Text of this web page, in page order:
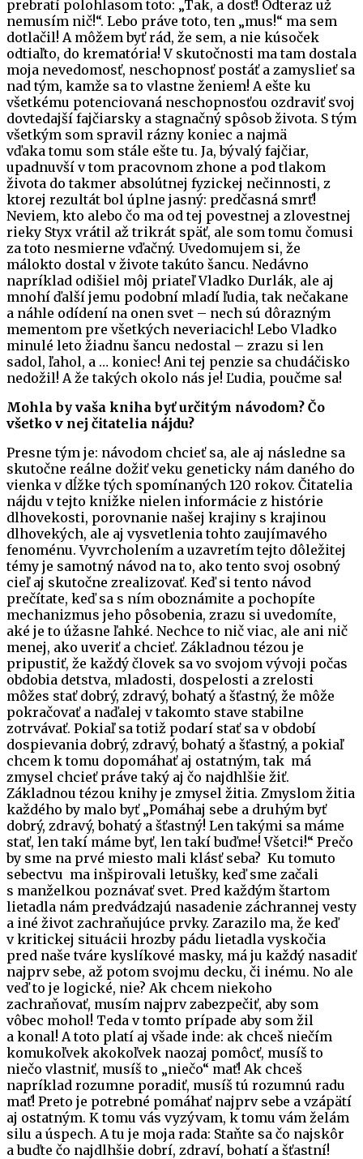
prebratí polohlasom toto: „Tak, a dosť! Odteraz už
nemusím nič!“. Lebo práve toto, ten „mus!“ ma sem
dotlačil! A môžem byť rád, že sem, a nie kúsoček
odtiaľto, do krematória! V skutočnosti ma tam dostala
moja nevedomosť, neschopnosť postáť a zamyslieť sa
nad tým, kamže sa to vlastne ženiem! A ešte ku
všetkému potenciovaná neschopnosťou ozdraviť svoj
dovtedajší fajčiarsky a stagnačný spôsob života. S tým
všetkým som spravil rázny koniec a najmä
vďaka tomu som stále ešte tu. Ja, bývalý fajčiar,
upadnuvší v tom pracovnom zhone a pod tlakom
života do takmer absolútnej fyzickej nečinnosti, z
ktorej rezultát bol úplne jasný: predčasná smrť!
Neviem, kto alebo čo ma od tej povestnej a zlovestnej
rieky Styx vrátil až trikrát späť, ale som tomu čomusi
za toto nesmierne vďačný. Uvedomujem si, že
málokto dostal v živote takúto šancu. Nedávno
napríklad odišiel môj priateľ Vladko Durlák, ale aj
mnohí ďalší jemu podobní mladí ľudia, tak nečakane
a náhle odídení na onen svet – nech sú dôrazným
mementom pre všetkých neveriacich! Lebo Vladko
minulé leto žiadnu šancu nedostal – zrazu si len
sadol, ľahol, a … koniec! Ani tej penzie sa chudáčisko
nedožil! A že takých okolo nás je! Ľudia, poučme sa!
Mohla by vaša kniha byť určitým návodom? Čo
všetko v nej čitatelia nájdu?
Presne tým je: návodom chcieť sa, ale aj následne sa
skutočne reálne dožiť veku geneticky nám daného do
vienka v dĺžke tých spomínaných 120 rokov. Čitatelia
nájdu v tejto knižke nielen informácie z histórie
dlhovekosti, porovnanie našej krajiny s krajinou
dlhovekých, ale aj vysvetlenia tohto zaujímavého
fenoménu. Vyvrcholením a uzavretím tejto dôležitej
témy je samotný návod na to, ako tento svoj osobný
cieľ aj skutočne zrealizovať. Keď si tento návod
prečítate, keď sa s ním oboznámite a pochopíte
mechanizmus jeho pôsobenia, zrazu si uvedomíte,
aké je to úžasne ľahké. Nechce to nič viac, ale ani nič
menej, ako uveriť a chcieť. Základnou tézou je
pripustiť, že každý človek sa vo svojom vývoji počas
obdobia detstva, mladosti, dospelosti a zrelosti
môžes stať dobrý, zdravý, bohatý a šťastný, že môže
pokračovať a naďalej v takomto stave stabilne
zotrvávať. Pokiaľ sa totiž podarí stať sa v období
dospievania dobrý, zdravý, bohatý a šťastný, a pokiaľ
chcem k tomu dopomáhať aj ostatným, tak má
zmysel chcieť práve taký aj čo najdhlšie žiť.
Základnou tézou knihy je zmysel žitia. Zmyslom žitia
každého by malo byť „Pomáhaj sebe a druhým byť
dobrý, zdravý, bohatý a šťastný! Len takými sa máme
stať, len takí máme byť, len takí buďme! Všetci!“ Prečo
by sme na prvé miesto mali klásť seba? Ku tomuto
sebectvu ma inšpirovali letušky, keď sme začali
s manželkou poznávať svet. Pred každým štartom
lietadla nám predvádzajú nasadenie záchrannej vesty
a iné život zachraňujúce prvky. Zarazilo ma, že keď
v kritickej situácii hrozby pádu lietadla vyskočia
pred naše tváre kyslíkové masky, má ju každý nasadiť
najprv sebe, až potom svojmu decku, či inému. No ale
veď to je logické, nie? Ak chcem niekoho
zachraňovať, musím najprv zabezpečiť, aby som
vôbec mohol! Teda v tomto prípade aby som žil
a konal! A toto platí aj všade inde: ak chceš niečím
komukoľvek akokoľvek naozaj pomôcť, musíš to
niečo vlastniť, musíš to „niečo“ mať! Ak chceš
napríklad rozumne poradiť, musíš tú rozumnú radu
mať! Preto je potrebné pomáhať najprv sebe a vzápätí
aj ostatným. K tomu vás vyzývam, k tomu vám želám
silu a úspech. A tu je moja rada: Staňte sa čo najskôr
a buďte čo najdlhšie dobrí, zdraví, bohatí a šťastní!